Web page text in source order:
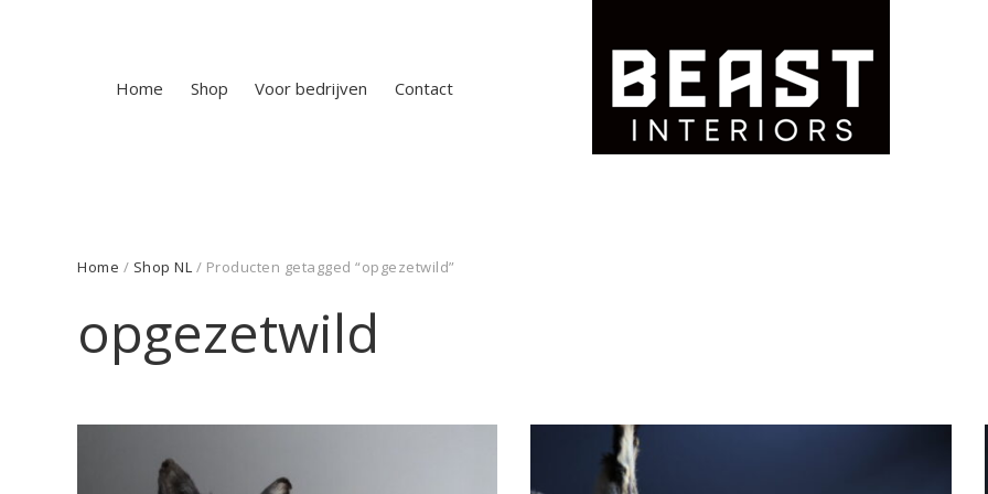
Home Shop Voor bedrijven Contact
Home / Shop NL / Producten getagged “opgezetwild”
opgezetwild